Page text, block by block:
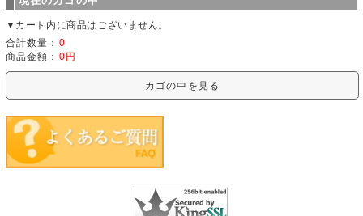
▼カート内に商品はございません。
合計数量： 0
商品金額： 0円
カゴの中を見る